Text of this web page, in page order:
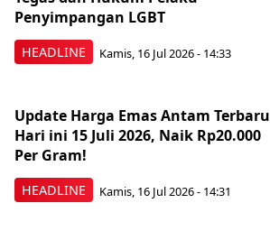
HEADLINE
Penyimpangan LGBT
Kamis, 16 Jul 2026 - 14:33
HEADLINE
Update Harga Emas Antam Terbaru
Hari ini 15 Juli 2026, Naik Rp20.000
Per Gram!
Kamis, 16 Jul 2026 - 14:31